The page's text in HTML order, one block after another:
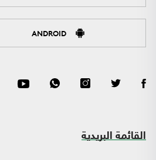
ANDROID
القائمة البريدية